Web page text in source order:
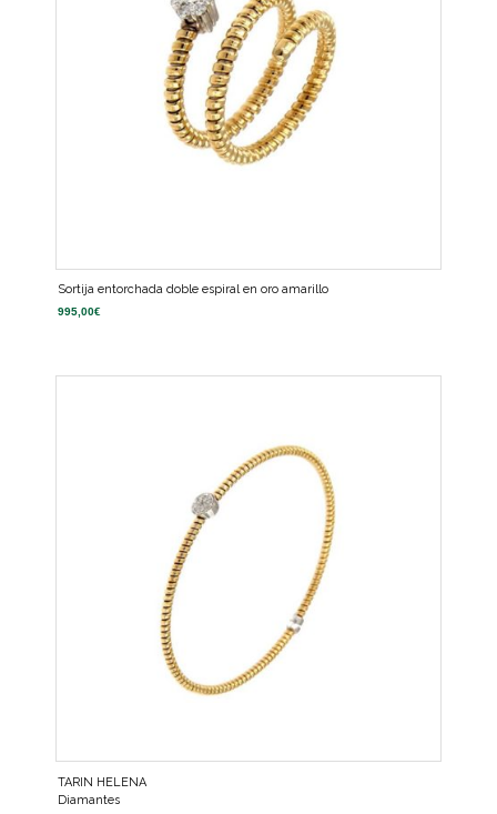
Sortija entorchada doble espiral en oro amarillo
995,00€
TARIN HELENA
Diamantes